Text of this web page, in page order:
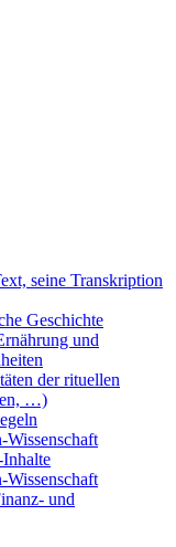
seine Transkription
Geschichte
und
der rituellen
…)
und